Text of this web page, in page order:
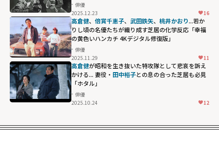
俳優
2025.12.23
16
高倉健、 倍賞千恵子、 武田鉄矢、 桃井かおり...若か
りし頃の名優たちが織り成す芝居の化学反応「幸福
の黄色いハンカチ 4Kデジタル修復版」
俳優
2025.11.29
11
高倉健が昭和を生き抜いた特攻隊として悲哀を訴え
かける... 妻役・ 田中裕子との息の合った芝居も必見
「ホタル」
俳優
2025.10.24
12